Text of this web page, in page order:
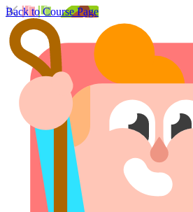
Back to Course Page